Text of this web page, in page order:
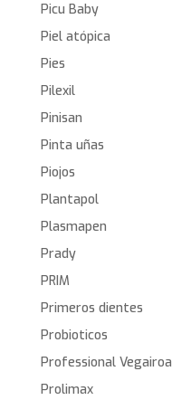
Picu Baby
Piel atópica
Pies
Pilexil
Pinisan
Pinta uñas
Piojos
Plantapol
Plasmapen
Prady
PRIM
Primeros dientes
Probioticos
Professional Vegairoa
Prolimax